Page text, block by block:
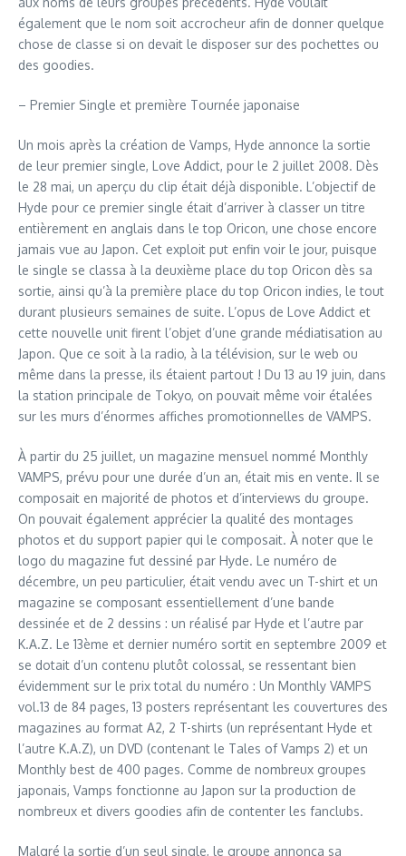
également que le nom soit accrocheur afin de donner quelque
chose de classe si on devait le disposer sur des pochettes ou
des goodies.
– Premier Single et première Tournée japonaise
Un mois après la création de Vamps, Hyde annonce la sortie
de leur premier single, Love Addict, pour le 2 juillet 2008. Dès
le 28 mai, un aperçu du clip était déjà disponible. L’objectif de
Hyde pour ce premier single était d’arriver à classer un titre
entièrement en anglais dans le top Oricon, une chose encore
jamais vue au Japon. Cet exploit put enfin voir le jour, puisque
le single se classa à la deuxième place du top Oricon dès sa
sortie, ainsi qu’à la première place du top Oricon indies, le tout
durant plusieurs semaines de suite. L’opus de Love Addict et
cette nouvelle unit firent l’objet d’une grande médiatisation au
Japon. Que ce soit à la radio, à la télévision, sur le web ou
même dans la presse, ils étaient partout ! Du 13 au 19 juin, dans
la station principale de Tokyo, on pouvait même voir étalées
sur les murs d’énormes affiches promotionnelles de VAMPS.
À partir du 25 juillet, un magazine mensuel nommé Monthly
VAMPS, prévu pour une durée d’un an, était mis en vente. Il se
composait en majorité de photos et d’interviews du groupe.
On pouvait également apprécier la qualité des montages
photos et du support papier qui le composait. À noter que le
logo du magazine fut dessiné par Hyde. Le numéro de
décembre, un peu particulier, était vendu avec un T-shirt et un
magazine se composant essentiellement d’une bande
dessinée et de 2 dessins : un réalisé par Hyde et l’autre par
K.A.Z. Le 13ème et dernier numéro sortit en septembre 2009 et
se dotait d’un contenu plutôt colossal, se ressentant bien
évidemment sur le prix total du numéro : Un Monthly VAMPS
vol.13 de 84 pages, 13 posters représentant les couvertures des
magazines au format A2, 2 T-shirts (un représentant Hyde et
l’autre K.A.Z), un DVD (contenant le Tales of Vamps 2) et un
Monthly best de 400 pages. Comme de nombreux groupes
japonais, Vamps fonctionne au Japon sur la production de
nombreux et divers goodies afin de contenter les fanclubs.
Malgré la sortie d’un seul single, le groupe annonça sa